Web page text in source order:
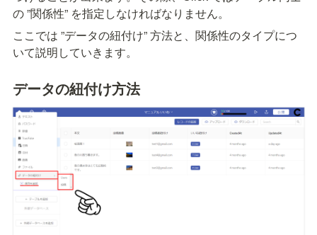
の ”関係性” を指定しなければなりません。
ここでは ”データの紐付け” 方法と、関係性のタイプにつ
いて説明していきます。
データの紐付け方法